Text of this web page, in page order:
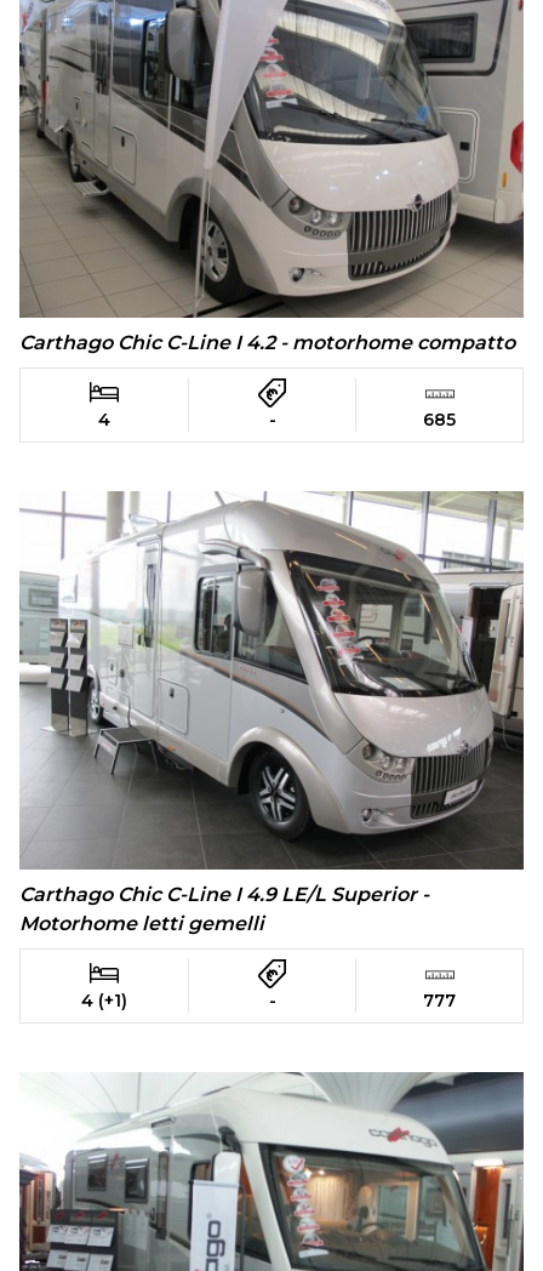
Carthago Chic C-Line I 4.2 - motorhome compatto
4 - 685
Carthago Chic C-Line I 4.9 LE/L Superior -
Motorhome letti gemelli
4 (+1) - 777